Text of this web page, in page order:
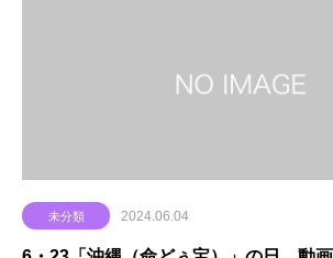
未分類 2024.06.04